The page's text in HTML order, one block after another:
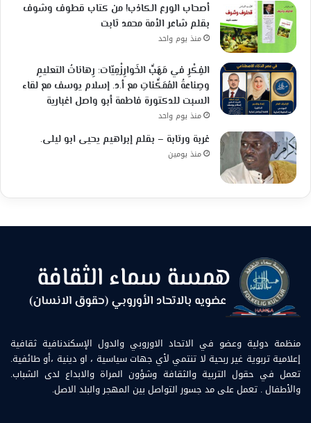
أصحاب الورع الكاذب! من كتاب قطوف وشوف
بقلم شاعر الأمة محمد ثابت
منذ يوم واحد
الفِكْرِ في مَهَبِّ الخَوارِزْمِيّات: رِهاناتُ التعليمِ
وصِناعةُ المُمَكِّناتِ مع أ.د. إسلام يوسف مع لقاء
السبت للدكتورة فاطمة أبو واصل اغبارية
منذ يوم واحد
غربة ورتابة – بقلم إبراهيم يحيى ابو ليلى.
منذ يومين
منظمة دولية وعضو في الاتحاد الاوروبي والدول الإسكندنافية ثقافية
إعلامية تربوية غير ربحية لا تنتمي لأي جهات سياسية ، او دينية ،أو طائفية.
تعمل في حقول التربية والثقافة وشؤون المراة والابداع لدى الشباب.
والأطفال . تعمل على مد جسور التواصل بين المهجر والبلد الاصل.